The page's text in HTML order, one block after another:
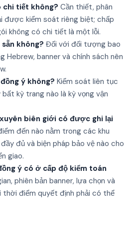
chi tiết không? Cần thiết, phân
được kiểm soát riêng biệt; chấp
không có chi tiết là một lỗi.
không? Đối với đối tượng bao
Hebrew, banner và chính sách nên
ý không? Kiểm soát liên tục
kỳ trang nào là kỳ vọng vận
biên giới có được ghi lại
đến nào nằm trong các khu
đủ và biện pháp bảo vệ nào cho
giao.
ý có ở cấp độ kiểm toán
phiên bản banner, lựa chọn và
thời điểm quyết định phải có thể